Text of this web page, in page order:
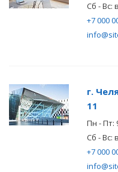
Сб - Вс:
+7 000
г.
11
Пн - Пт:
Сб - Вс:
+7 000